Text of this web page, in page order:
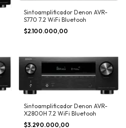
Sintoamplificador Denon AVR-
S770 7.2 WiFi Bluetooh
$2.100.000,00
Sintoamplificador Denon AVR-
X2800H 7.2 WiFi Bluetooh
$3.290.000,00